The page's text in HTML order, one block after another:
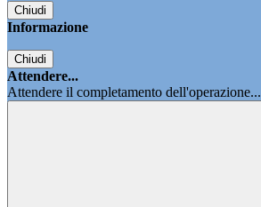
Chiudi
Informazione
Chiudi
Attendere...
Attendere il completamento dell'operazione...